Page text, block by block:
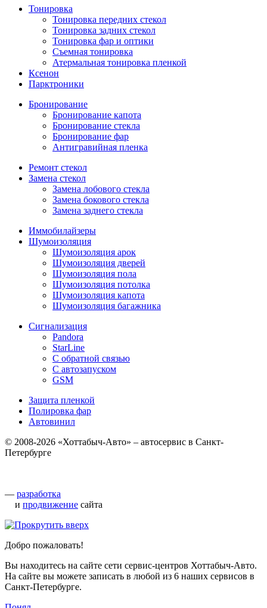
Тонировка
Тонировка передних стекол
Тонировка задних стекол
Тонировка фар и оптики
Съемная тонировка
Атермальная тонировка пленкой
Ксенон
Парктроники
Бронирование
Бронирование капота
Бронирование стекла
Бронирование фар
Антигравийная пленка
Ремонт стекол
Замена стекол
Замена лобового стекла
Замена бокового стекла
Замена заднего стекла
Иммобилайзеры
Шумоизоляция
Шумоизоляция арок
Шумоизоляция дверей
Шумоизоляция пола
Шумоизоляция потолка
Шумоизоляция капота
Шумоизоляция багажника
Сигнализация
Pandora
StarLine
С обратной связью
С автозапуском
GSM
Защита пленкой
Полировка фар
Автовинил
© 2008-2026 «Хоттабыч-Авто» – автосервис в Санкт-
Петербурге
— разработка
и продвижение сайта
Добро пожаловать!
Вы находитесь на сайте сети сервис-центров Хоттабыч-Авто.
На сайте вы можете записать в любой из 6 наших сервисов в
Санкт-Петербурге.